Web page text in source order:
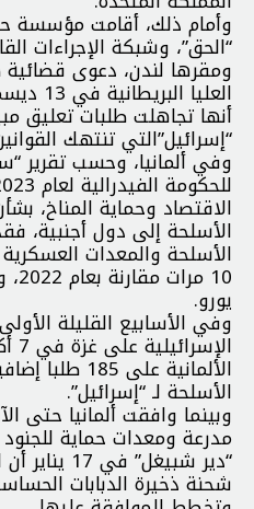
وأمام ذلك، أقامت مؤسسة
ومقرها لندن، دعوى
العليا
أنها تجاهلت طلبات تعليق
“إسرائيل”التي تنتهك
وفي ألمانيا، وحسب تقرير
الاقتصاد وحماية المناخ،
الأسلحة إلى دول أجنبية،
الأسلحة والمعدات العسكرية
يورو.
وفي الأسابيع القليلة
الألمانية على
الأسلحة لـ “إسرائيل”.
وبينما وافقت ألمانيا حتى
مدرعة ومعدات حماية
“دير
شحنة ذخيرة الدبابات